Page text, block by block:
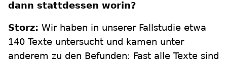
dann stattdessen worin?
Storz: Wir haben in unserer Fallstudie etwa
140 Texte untersucht und kamen unter
anderem zu den Befunden: Fast alle Texte sind